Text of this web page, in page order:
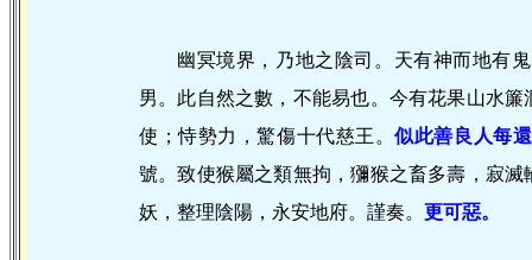
幽冥境界，乃地之陰司。天有神而地有
男。此自然之數，不能易也。今有花果山水
使；恃勢力，驚傷十代慈王。似此善良人每
號。致使猴屬之類無拘，獼猴之畜多壽，寂
妖，整理陰陽，永安地府。謹奏。 更可惡。